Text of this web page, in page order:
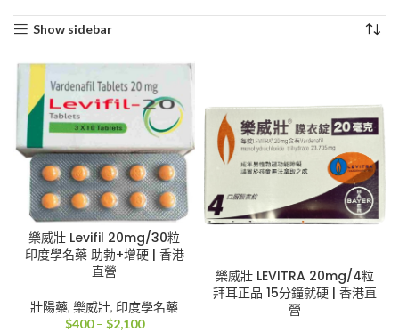
Show sidebar
樂威壯 Levifil 20mg/30粒
印度學名藥 助勃+增硬 | 香港
直營
壯陽藥, 樂威壯, 印度學名藥
$400 – $2,100價
樂威壯 LEVITRA 20mg/4粒
拜耳正品 15分鐘就硬 | 香港直
營